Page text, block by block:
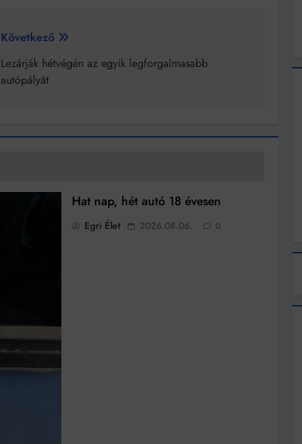
Következő
Lezárják hétvégén az egyik legforgalmasabb
autópályát
Hat nap, hét autó 18 évesen
Egri Élet 2026.08.06. 0